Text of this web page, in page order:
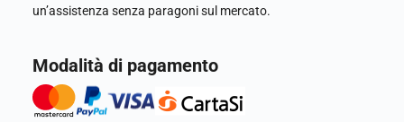
un’assistenza senza paragoni sul mercato.
Modalità di pagamento